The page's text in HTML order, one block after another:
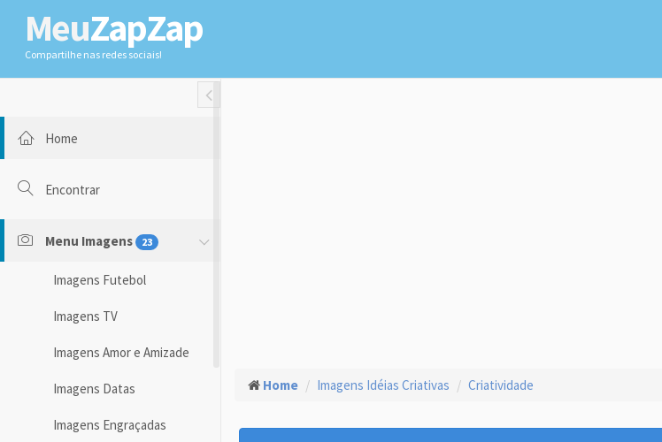
MeuZapZap
Compartilhe nas redes sociais!
Toggle Fullwidth
Home
Encontrar
Menu Imagens 23
Imagens Futebol
Imagens TV
Imagens Amor e Amizade
Imagens Datas
Imagens Engraçadas
Home Imagens Idéias Criativas Criatividade